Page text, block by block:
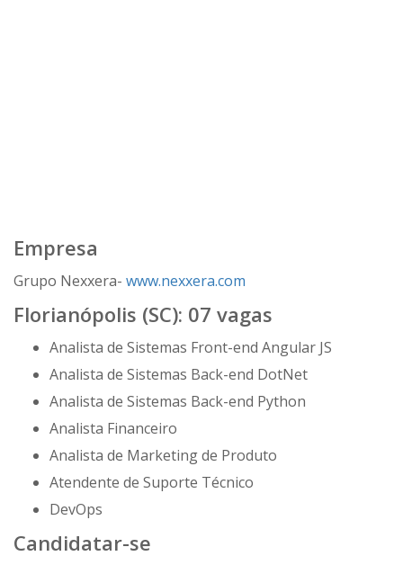
Empresa
Grupo Nexxera- www.nexxera.com
Florianópolis (SC): 07 vagas
Analista de Sistemas Front-end Angular JS
Analista de Sistemas Back-end DotNet
Analista de Sistemas Back-end Python
Analista Financeiro
Analista de Marketing de Produto
Atendente de Suporte Técnico
DevOps
Candidatar-se